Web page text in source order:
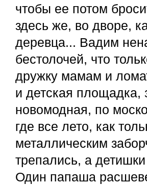
чтобы ее потом
здесь же, во дворе,
деревца... Вадим
бестолочей, что
дружку мамам и
и детская площадка,
новомодная, по
где все лето, как
металлическим
трепались, а
Один папаша